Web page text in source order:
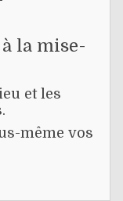
la mise-
et les
même vos